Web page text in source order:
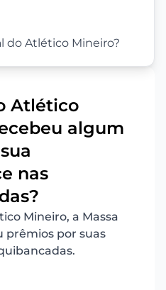
do Atlético Mineiro?
Atlético
algum
nas
Mineiro, a Massa
prêmios por suas